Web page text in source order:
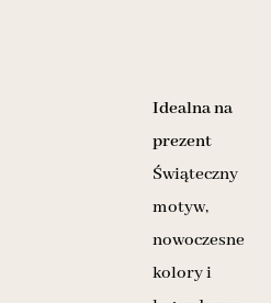
Idealna na
prezent
Świąteczny
motyw,
nowoczesne
kolory i